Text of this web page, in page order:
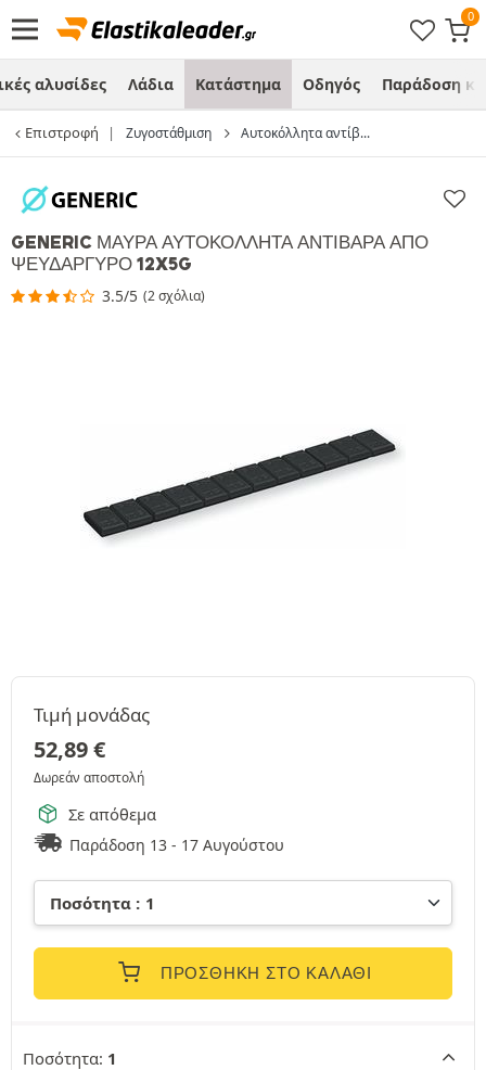
αλυσίδες Λάδια Κατάστημα Οδηγός Παράδοση
Επιστροφή Ζυγοστάθμιση Αυτοκόλλητα αντίβ...
GENERIC ΜΑΎΡΑ ΑΥΤΟΚΌΛΛΗΤΑ ΑΝΤΊΒΑΡΑ ΑΠΌ
ΨΕΥΔΆΡΓΥΡΟ 12X5G
3.5/5 (2 σχόλια)
Τιμή μονάδας
52,89€
Δωρεάν αποστολή
Σε απόθεμα
Παράδοση 13 - 17 Αυγούστου
ΠΡΟΣΘΉΚΗ ΣΤΟ ΚΑΛΆΘΙ
Ποσότητα: 1